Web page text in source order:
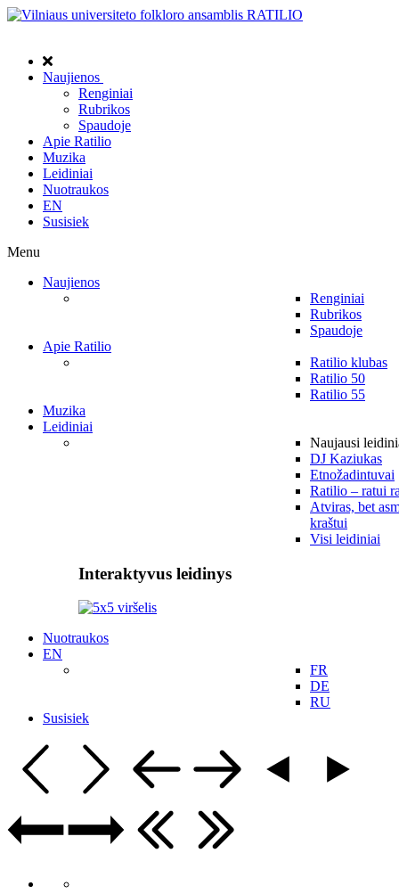
Naujienos
Renginiai
Rubrikos
Spaudoje
Apie Ratilio
Muzika
Leidiniai
Nuotraukos
EN
Susisiek
Menu
Naujienos
Renginiai
Rubrikos
Spaudoje
Apie Ratilio
Ratilio klubas
Ratilio 50
Ratilio 55
Muzika
Leidiniai
Naujausi
DJ Kaziukas
Etnožadintuvai
Ratilio – ratui
Atviras, bet
kraštui
Visi leidiniai
Interaktyvus leidinys
Nuotraukos
EN
FR
DE
RU
Susisiek